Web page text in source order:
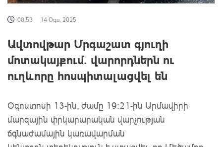
00:53 14 Օգս, 2025
Ավտովթար Մրգաշատ գյուղի
մոտակայքում․ վարորդներն ու
ուղևորը հոսպիտալացվել են
Օգոստոսի 13-ին, ժամը 19։21-ին Արմավիրի
մարզային փրկարարական վարչության
ճգնաժամային կառավարման